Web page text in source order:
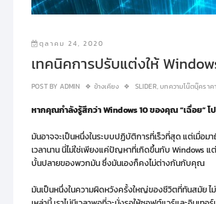
ตุลาคม 24, 2020
เทคนิคการปรับแต่งให้
POST BY ADMIN ข้างเคียง SLIDER,บทความโน๊ตบุ๊คราค
หากคุณกำลังรู้สึกว่าWindows 10ของคุณ“เฉื่อย”
มันอาจจะเป็นหนึ่งในระบบปฏิบัติการที่เร็วที่สุด แต่เมื่อ
เวลานาน นี่ไม่ใช่เพียงแค่ปัญหาที่เกิดขึ้นกับ Windows
บั้นปลายของพวกมัน ซึ่งมันเองก็คงไม่ต่างกันกับคุณ
มันเป็นหนึ่งในความผิดหวังครั้งใหญ่ของชีวิตที่ทันสมัย